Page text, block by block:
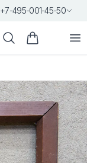
+7-495-001-45-50
ПоискКорзина